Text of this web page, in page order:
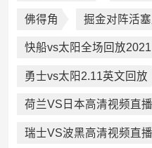
佛得角 掘金对阵活
快船vs太阳全场回放2021
勇士vs太阳2.11英文回放
荷兰VS日本高清视频直播
瑞士VS波黑高清视频直播